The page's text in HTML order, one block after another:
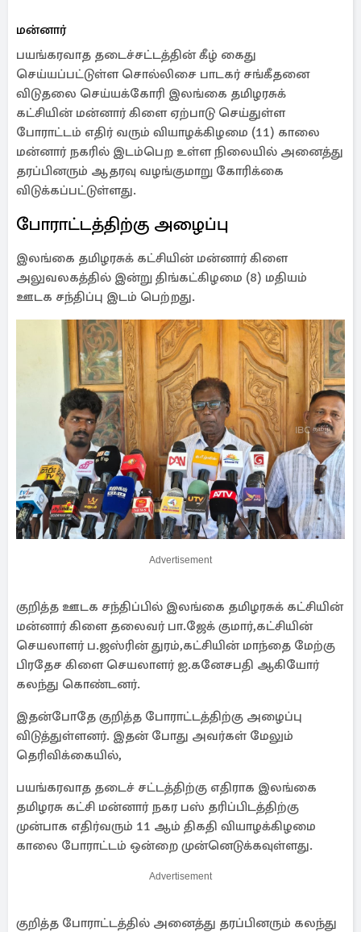
மன்னார்
பயங்கரவாத தடைச்சட்டத்தின் கீழ் கைது
செய்யப்பட்டுள்ள சொல்லிசை பாடகர் சங்கீதனை
விடுதலை செய்யக்கோரி இலங்கை தமிழரசுக்
கட்சியின் மன்னார் கிளை ஏற்பாடு செய்துள்ள
போராட்டம் எதிர் வரும் வியாழக்கிழமை (11) காலை
மன்னார் நகரில் இடம்பெற உள்ள நிலையில் அனைத்து
தரப்பினரும் ஆதரவு வழங்குமாறு கோரிக்கை
விடுக்கப்பட்டுள்ளது.
போராட்டத்திற்கு அழைப்பு
இலங்கை தமிழரசுக் கட்சியின் மன்னார் கிளை
அலுவலகத்தில் இன்று திங்கட்கிழமை (8) மதியம்
ஊடக சந்திப்பு இடம் பெற்றது.
Advertisement
குறித்த ஊடக சந்திப்பில் இலங்கை தமிழரசுக் கட்சியின்
மன்னார் கிளை தலைவர் பா.ஜேக் குமார்,கட்சியின்
செயலாளர் ப.ஜஸ்ரின் துரம்,கட்சியின் மாந்தை மேற்கு
பிரதேச கிளை செயலாளர் ஐ.கனேசபதி ஆகியோர்
கலந்து கொண்டனர்.
இதன்போதே குறித்த போராட்டத்திற்கு அழைப்பு
விடுத்துள்ளனர். இதன் போது அவர்கள் மேலும்
தெரிவிக்கையில்,
பயங்கரவாத தடைச் சட்டத்திற்கு எதிராக இலங்கை
தமிழரசு கட்சி மன்னார் நகர பஸ் தரிப்பிடத்திற்கு
முன்பாக எதிர்வரும் 11 ஆம் திகதி வியாழக்கிழமை
காலை போராட்டம் ஒன்றை முன்னெடுக்கவுள்ளது.
Advertisement
குறித்த போராட்டத்தில் அனைத்து தரப்பினரும் கலந்து